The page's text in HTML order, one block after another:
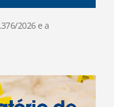
2026 e a